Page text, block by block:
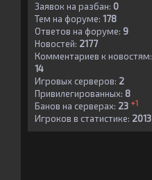
Заявок на разбан: 0
Тем на форуме: 178
Ответов на форуме: 9
Новостей: 2177
Комментариев к новостям:
14
Игровых серверов: 2
Привилегированных: 8
Банов на серверах: 23 +1
Игроков в статистике: 2013